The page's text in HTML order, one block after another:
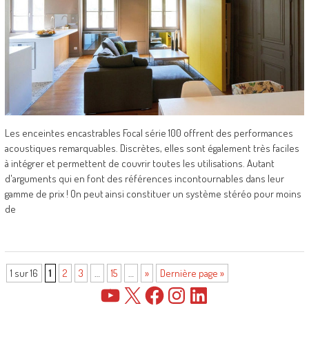
Les enceintes encastrables Focal série 100 offrent des performances
acoustiques remarquables. Discrètes, elles sont également très faciles
à intégrer et permettent de couvrir toutes les utilisations. Autant
d'arguments qui en font des références incontournables dans leur
gamme de prix ! On peut ainsi constituer un système stéréo pour moins
de
1 sur 16 1 2 3 … 15 … » Dernière page »
YouTube FacebookInstagramLinkedIn